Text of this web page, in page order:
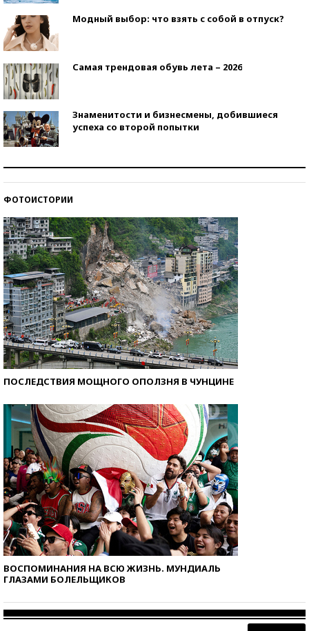
Модный выбор: что взять с собой в отпуск?
Самая трендовая обувь лета – 2026
Знаменитости и бизнесмены, добившиеся
успеха со второй попытки
ФОТОИСТОРИИ
ПОСЛЕДСТВИЯ МОЩНОГО ОПОЛЗНЯ В ЧУНЦИНЕ
ВОСПОМИНАНИЯ НА ВСЮ ЖИЗНЬ. МУНДИАЛЬ
ГЛАЗАМИ БОЛЕЛЬЩИКОВ